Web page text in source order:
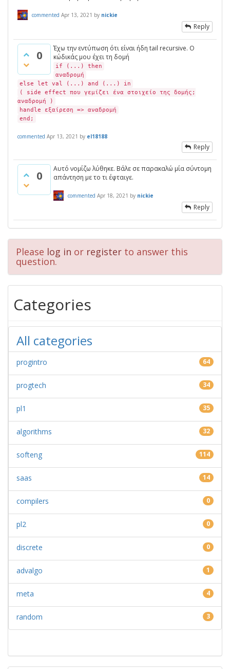
commented Apr 13, 2021 by nickie
Reply
0
Έχω την εντύπωση ότι είναι ήδη tail recursive. Ο
κώδικάς μου έχει τη δομή
if (...) then
αναδρομή
else let val (...) and (...) in
( side effect που γεμίζει ένα στοιχείο της δομής;
αναδρομή )
handle εξαίρεση => αναδρομή
end;
commented Apr 13, 2021 by el18188
Reply
0
Αυτό νομίζω λύθηκε. Βάλε σε παρακαλώ μία σύντομη
απάντηση με το τι έφταιγε.
commented Apr 18, 2021 by nickie
Reply
Please log in or register to answer this
question.
Categories
All categories
progintro 64
progtech 34
pl1 35
algorithms 32
softeng 114
saas 14
compilers 0
pl2 0
discrete 0
advalgo 1
meta 4
random 3